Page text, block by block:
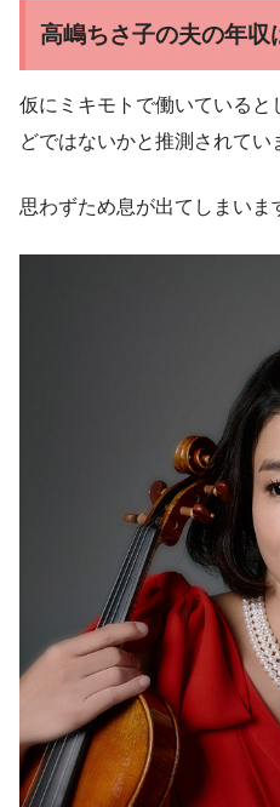
高嶋ちさ子の夫の年収
仮にミキモトで働いていると
どではないかと推測されてい
思わずため息が出てしまいま